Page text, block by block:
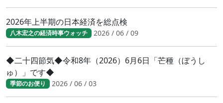
2026年上半期の日本経済を総点検
八木宏之の経済時事ウォッチ 2026 / 06 / 09
◆二十四節気◆令和8年（2026）6月6日「芒種（ぼうし
ゅ）」です◆
季節のお便り 2026 / 06 / 03